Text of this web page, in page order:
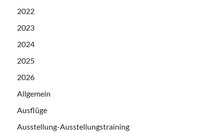
2022
2023
2024
2025
2026
Allgemein
Ausflüge
Ausstellung-Ausstellungstraining